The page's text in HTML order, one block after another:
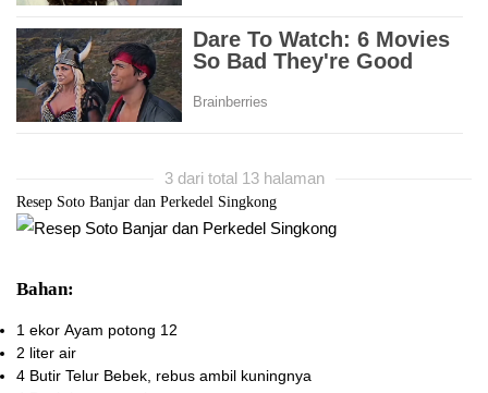
3 dari total 13 halaman
Resep Soto Banjar dan Perkedel Singkong
Bahan:
1 ekor Ayam potong 12
2 liter air
4 Butir Telur Bebek, rebus ambil kuningnya